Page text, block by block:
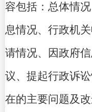
容包括：总体情
息情况、行政机
请情况、因政府
议、提起行政诉
在的主要问题及